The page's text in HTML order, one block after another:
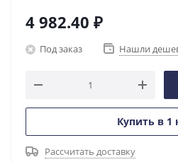
4 982.40 ₽
Под заказ Нашли
Купить в 1
Рассчитать доставку